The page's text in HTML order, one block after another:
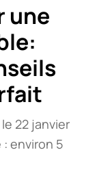
une
22 janvier
environ 5